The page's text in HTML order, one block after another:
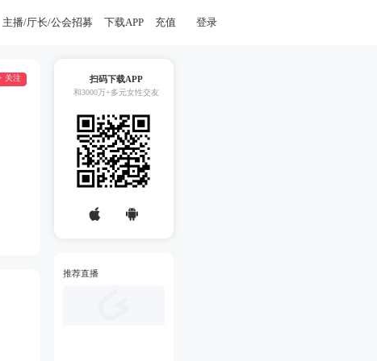
主播/厅长/公会招募 下载APP 充值 登录
关注 扫码下载APP
和3000万+多元女性交友
推荐直播